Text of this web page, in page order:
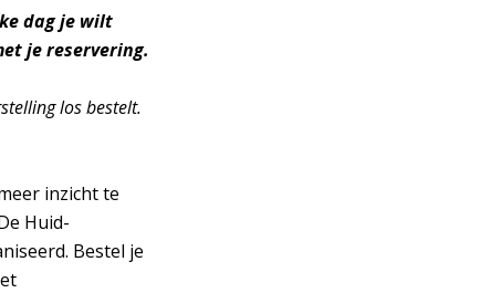
dag je wilt
je reservering.
los bestelt.
inzicht te
Huid-
Bestel je